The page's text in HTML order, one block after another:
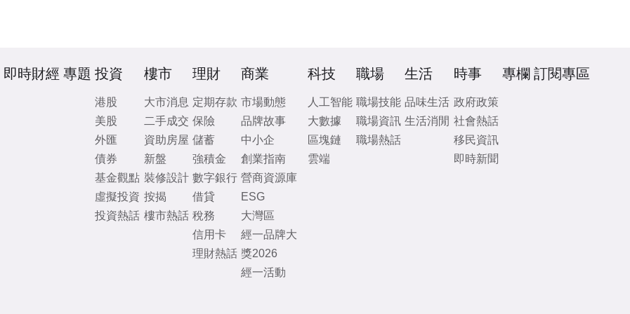
即時財經 專題 投資
港股
美股
外匯
債券
基金觀點
虛擬投資
投資熱話
樓市
大市消息
二手成交
資助房屋
新盤
裝修設計
按揭
樓市熱話
理財
定期存款
保險
儲蓄
強積金
數字銀行
借貸
稅務
信用卡
理財熱話
商業
市場動態
品牌故事
中小企
創業指南
營商資源庫
ESG
大灣區
經一品牌大
獎2026
經一活動
科技
人工智能
大數據
區塊鏈
雲端
職場
職場技能
職場資訊
職場熱話
生活
品味生活
生活消閒
時事
政府政策
社會熱話
移民資訊
即時新聞
專欄 訂閱專區